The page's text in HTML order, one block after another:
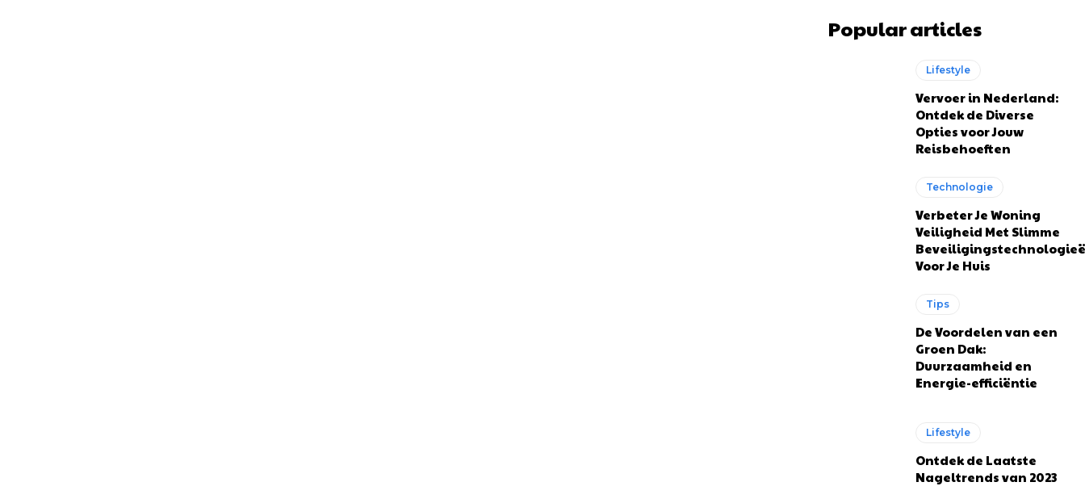
Popular articles
Lifestyle
Vervoer in Nederland:
Ontdek de Diverse
Opties voor Jouw
Reisbehoeften
Technologie
Verbeter Je Woning
Veiligheid Met Slimme
Voor Je Huis
Tips
De Voordelen van een
Groen Dak:
Duurzaamheid en
Energie-efficiëntie
Lifestyle
Ontdek de Laatste
Nageltrends van 2023